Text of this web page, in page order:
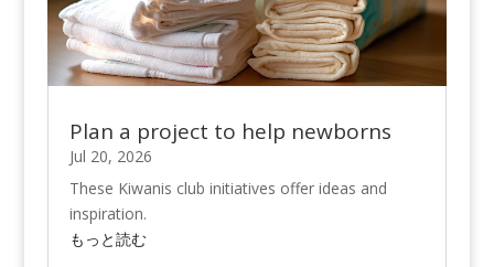
Plan a project to help newborns
Jul 20, 2026
These Kiwanis club initiatives offer ideas and
inspiration.
もっと読む